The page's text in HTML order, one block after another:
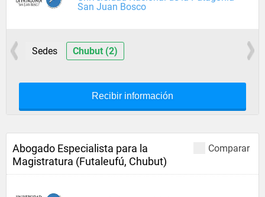
San Juan Bosco
Sedes Chubut (2)
Recibir información
Comparar
Abogado Especialista para la
Magistratura (Futaleufú, Chubut)